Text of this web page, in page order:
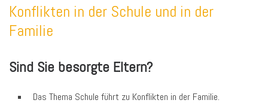
Konflikten in der Schule und in der
Familie
Sind Sie besorgte Eltern?
Das Thema Schule führt zu Konflikten in der Familie.